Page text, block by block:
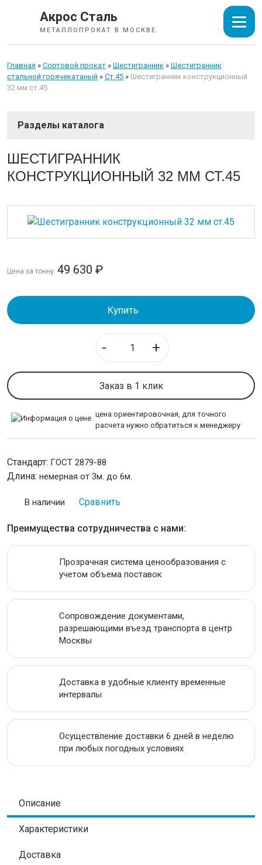
Акрос Сталь
МЕТАЛЛОПРОКАТ В МОСКВЕ
Главная » Сортовой прокат » Шестигранник » Шестигранник
стальной горячекатаный » Ст.45 » Шестигранник конструкционный
32 мм ст.45
СОРТОВОЙ ПРОКАТ
Арматура
Балка
Полоса стальная
ИЗОЛЯЦИЯ СТАЛЬНЫХ ТРУБ
ЛИСТОВОЙ ПРОКАТ
ТРУБОПРОВОДНАЯ АРМАТУРА
НЕРЖАВЕЙКА
ИНСТРУМЕНТАЛЬНАЯ СТАЛЬ
ПРОВОЛОКА
ШЕСТИГРАННИК
КОНСТРУКЦИОННЫЙ 32 ММ СТ.45
Цена за тонну: 49 630 ₽
Купить
- +
Заказ в 1 клик
цена ориентировочная, для точного
расчета нужно обратиться к менеджеру
Стандарт: ГОСТ 2879-88
Длина: немерная от 3м. до 6м.
В наличии Сравнить
Преимущества сотрудничества с нами:
Прозрачная система ценообразования с
учетом объема поставок
Сопровождение документами,
разрешающими въезд транспорта в центр
Москвы
Доставка в удобные клиенту временные
интервалы
Осуществление доставки 6 дней в неделю
при любых погодных условиях
Описание
Характеристики
Доставка